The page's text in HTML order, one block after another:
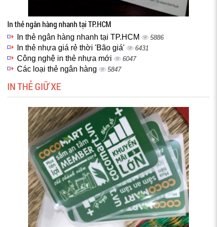
In thẻ ngân hàng nhanh tại TP.HCM
In thẻ ngân hàng nhanh tại TP.HCM 5886
In thẻ nhựa giá rẻ thời 'Bão giá' 6431
Công nghệ in thẻ nhựa mới 6047
Các loại thẻ ngân hàng 5847
IN THẺ GIỮ XE